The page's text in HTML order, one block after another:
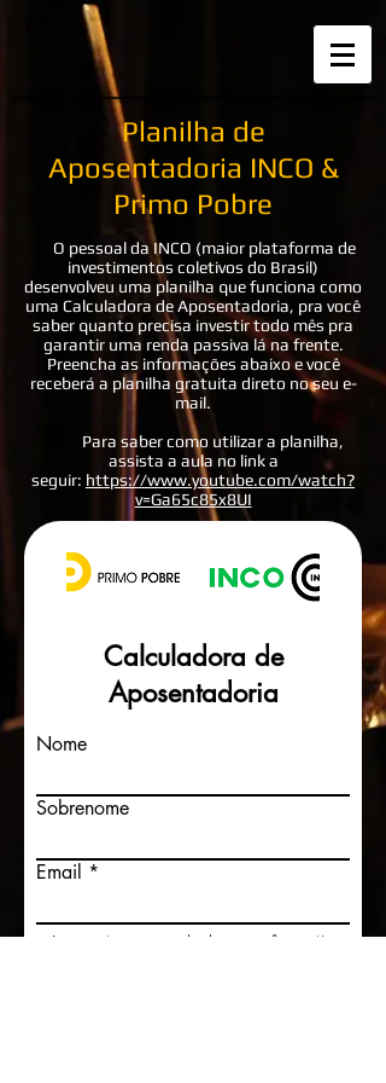
Planilha de
Aposentadoria INCO &
Primo Pobre
O pessoal da INCO (maior plataforma de
investimentos coletivos do Brasil)
desenvolveu uma planilha que funciona como
uma Calculadora de Aposentadoria, pra você
saber quanto precisa investir todo mês pra
garantir uma renda passiva lá na frente.
Preencha as informações abaixo e você
receberá a planilha gratuita direto no seu e-
mail.
Para saber como utilizar a planilha,
assista a aula no link a
seguir: https://www.youtube.com/watch?
v=Ga65c85x8UI
Calculadora de
Aposentadoria
Nome
Sobrenome
Email
Ao enviar seus dados você aceita